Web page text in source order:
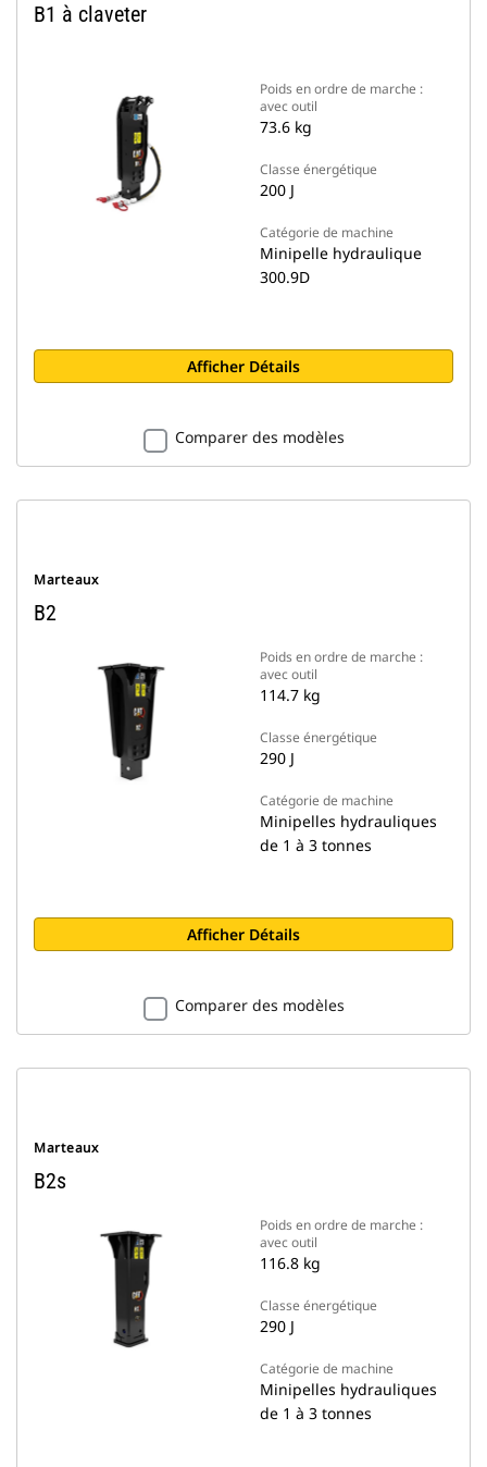
B1 à claveter
Poids en ordre de marche :
avec outil
73.6 kg
Classe énergétique
200 J
Catégorie de machine
Minipelle hydraulique
300.9D
Afficher Détails
Comparer des modèles
Marteaux
B2
Poids en ordre de marche :
avec outil
114.7 kg
Classe énergétique
290 J
Catégorie de machine
Minipelles hydrauliques
de 1 à 3 tonnes
Afficher Détails
Comparer des modèles
Marteaux
B2s
Poids en ordre de marche :
avec outil
116.8 kg
Classe énergétique
290 J
Catégorie de machine
Minipelles hydrauliques
de 1 à 3 tonnes